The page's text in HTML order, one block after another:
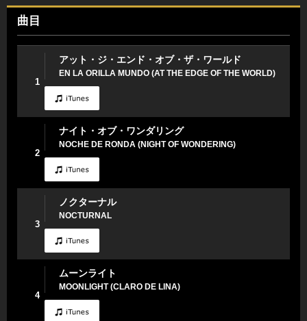
曲目
1
アット・ジ・エンド・オブ・ザ・ワールド
EN LA ORILLA MUNDO (AT THE EDGE OF THE WORLD)
2
ナイト・オブ・ワンダリング
NOCHE DE RONDA (NIGHT OF WONDERING)
3
ノクターナル
NOCTURNAL
4
ムーンライト
MOONLIGHT (CLARO DE LINA)